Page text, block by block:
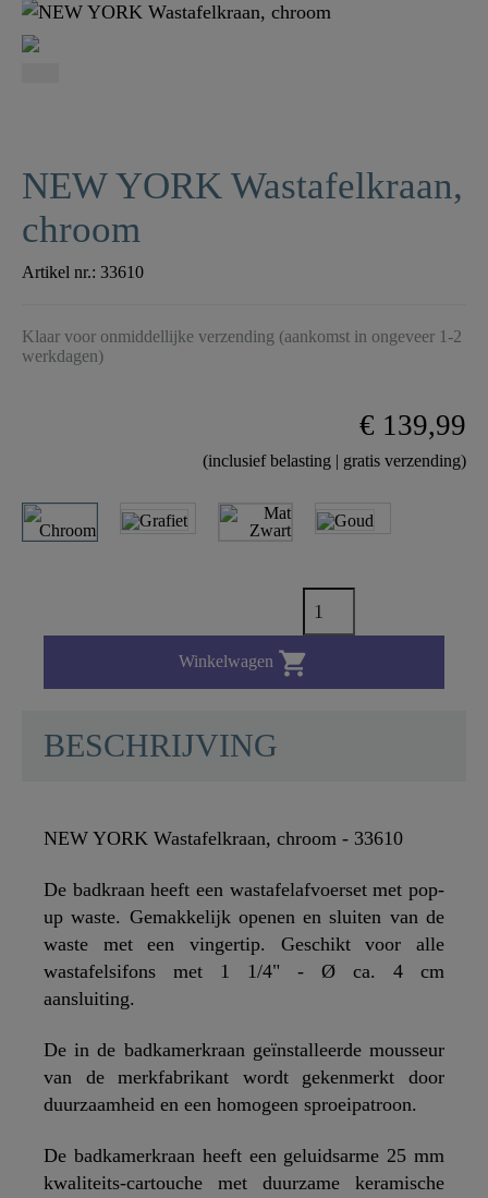
NEW YORK Wastafelkraan,
chroom
Artikel nr.: 33610
Klaar voor onmiddellijke verzending (aankomst in ongeveer 1-2
werkdagen)
€ 139,99
(inclusief belasting | gratis verzending)
Winkelwagen 
BESCHRIJVING
NEW YORK Wastafelkraan, chroom - 33610
De badkraan heeft een wastafelafvoerset met pop-
up waste. Gemakkelijk openen en sluiten van de
waste met een vingertip. Geschikt voor alle
wastafelsifons met 1 1/4" - Ø ca. 4 cm
aansluiting.
De in de badkamerkraan geïnstalleerde mousseur
van de merkfabrikant wordt gekenmerkt door
duurzaamheid en een homogeen sproeipatroon.
De badkamerkraan heeft een geluidsarme 25 mm
kwaliteits-cartouche met duurzame keramische